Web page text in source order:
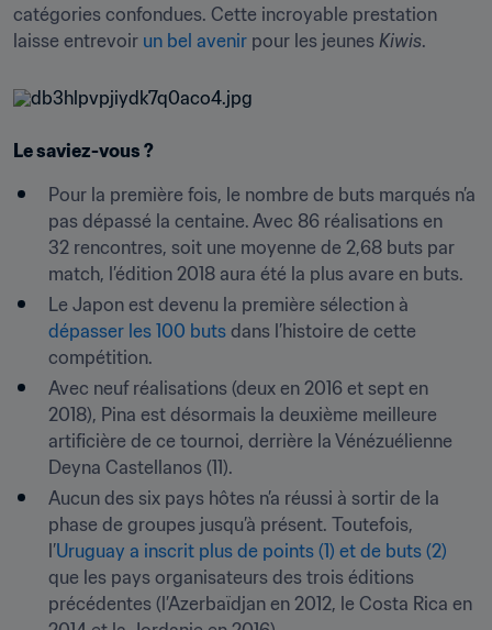
catégories confondues. Cette incroyable prestation
laisse entrevoir un bel avenir pour les jeunes Kiwis.
Le saviez-vous ?
Pour la première fois, le nombre de buts marqués n’a
pas dépassé la centaine. Avec 86 réalisations en
32 rencontres, soit une moyenne de 2,68 buts par
match, l’édition 2018 aura été la plus avare en buts.
dépasser les 100 buts dans l’histoire de cette
compétition.
Avec neuf réalisations (deux en 2016 et sept en
2018), Pina est désormais la deuxième meilleure
artificière de ce tournoi, derrière la Vénézuélienne
Deyna Castellanos (11).
Aucun des six pays hôtes n’a réussi à sortir de la
phase de groupes jusqu’à présent. Toutefois,
l’Uruguay a inscrit plus de points (1) et de buts (2)
que les pays organisateurs des trois éditions
précédentes (l’Azerbaïdjan en 2012, le Costa Rica en